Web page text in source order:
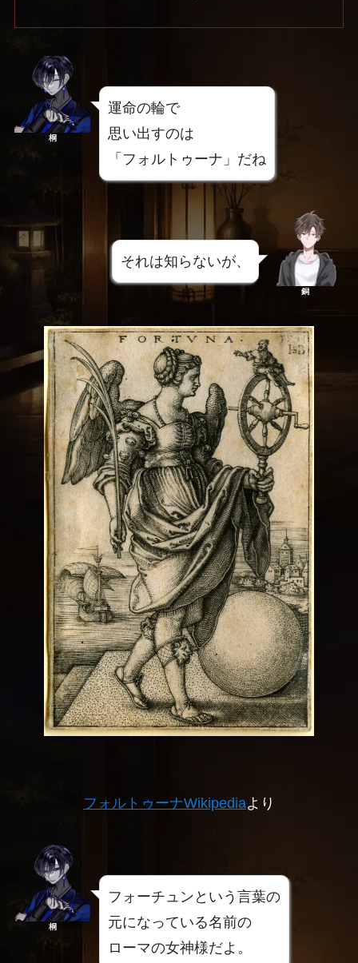
桐
運命の輪で
思い出すのは
「フォルトゥーナ」だね
それは知らないが、
銅
フォルトゥーナWikipediaより
桐
フォーチュンという言葉の
元になっている名前の
ローマの女神様だよ。